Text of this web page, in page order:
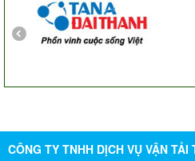
CÔNG TY TNHH DỊCH VỤ VẬN TẢI